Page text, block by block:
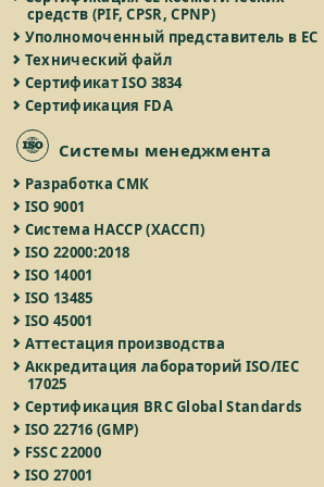
средств (PIF, CPSR, CPNP)
Уполномоченный представитель в ЕС
Технический файл
Сертификат ISO 3834
Сертификация FDA
Системы менеджмента
Разработка СМК
ISO 9001
Система HACCP (ХАССП)
ISO 22000:2018
ISO 14001
ISO 13485
ISO 45001
Аттестация производства
Аккредитация лабораторий ISO/IEC
17025
Сертификация BRC Global Standards
ISO 22716 (GMP)
FSSC 22000
ISO 27001